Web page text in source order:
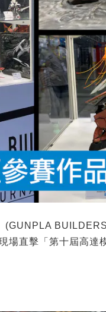
(GUNPLA
場直擊「第十屆高達